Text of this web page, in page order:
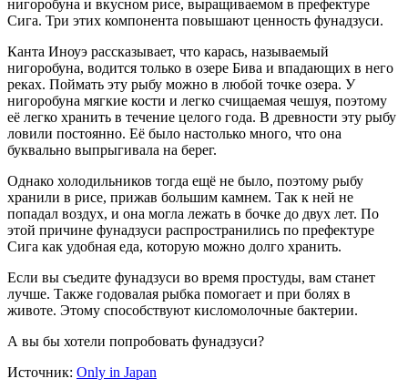
нигоробуна и вкусном рисе, выращиваемом в префектуре
Сига. Три этих компонента повышают ценность фунадзуси.
Канта Иноуэ рассказывает, что карась, называемый
нигоробуна, водится только в озере Бива и впадающих в него
реках. Поймать эту рыбу можно в любой точке озера. У
нигоробуна мягкие кости и легко счищаемая чешуя, поэтому
её легко хранить в течение целого года. В древности эту рыбу
ловили постоянно. Её было настолько много, что она
буквально выпрыгивала на берег.
Однако холодильников тогда ещё не было, поэтому рыбу
хранили в рисе, прижав большим камнем. Так к ней не
попадал воздух, и она могла лежать в бочке до двух лет. По
этой причине фунадзуси распространились по префектуре
Сига как удобная еда, которую можно долго хранить.
Если вы съедите фунадзуси во время простуды, вам станет
лучше. Также годовалая рыбка помогает и при болях в
животе. Этому способствуют кисломолочные бактерии.
А вы бы хотели попробовать фунадзуси?
Источник: Only in Japan